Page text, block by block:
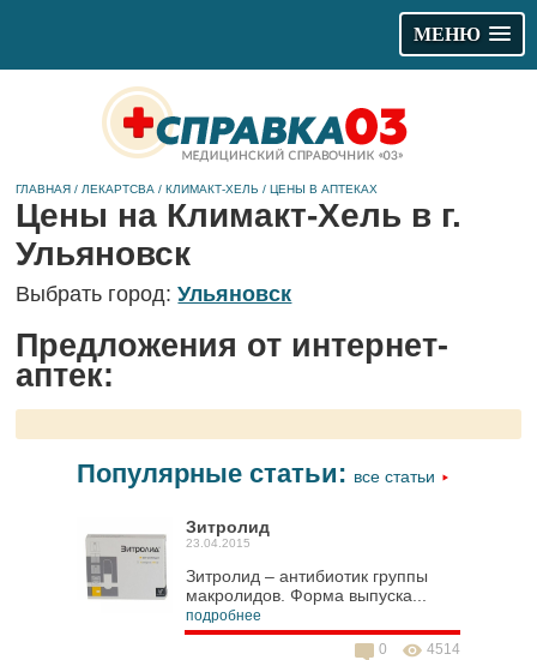
МЕНЮ
ГЛАВНАЯ / ЛЕКАРТСВА /КЛИМАКТ-ХЕЛЬ /ЦЕНЫ В АПТЕКАХ
Цены на Климакт-Хель в г.
Ульяновск
Выбрать город:Ульяновск
Предложения от интернет-
аптек:
Популярные статьи: все статьи
Зитролид
23.04.2015
Зитролид – антибиотик группы
макролидов. Форма выпуска...
подробнее
4514
0